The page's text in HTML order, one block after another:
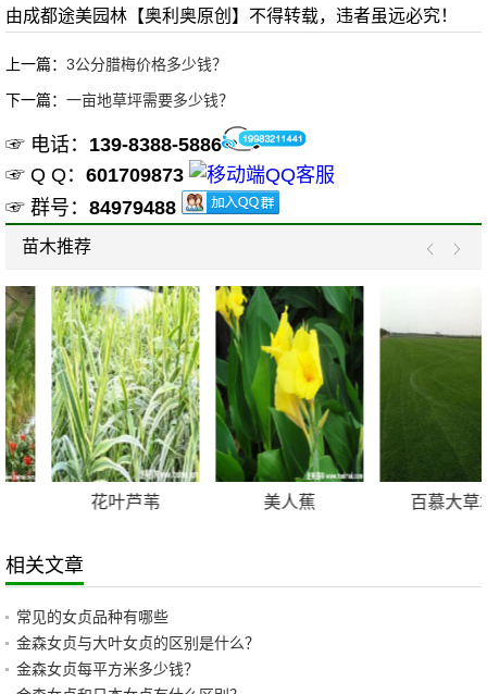
由成都途美园林【奥利奥原创】不得转载，违者虽远必究！
上一篇：3公分腊梅价格多少钱？
下一篇：一亩地草坪需要多少钱？
☞ 电话： 139-8388-5886
☞ Q Q：601709873
☞ 群号：84979488
苗木推荐
花叶芦苇 美人蕉 百慕大草坪
相关文章
常见的女贞品种有哪些
金森女贞与大叶女贞的区别是什么？
金森女贞每平方米多少钱？